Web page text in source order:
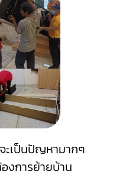
เป็นปัญหามากๆ
งการย้ายบ้าน